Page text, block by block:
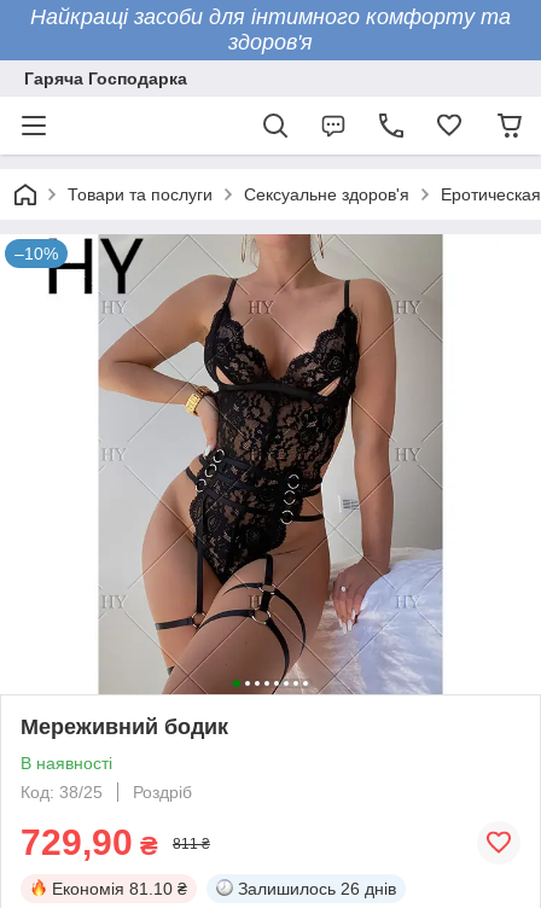
Найкращі засоби для інтимного комфорту та
здоров'я
Гаряча Господарка
Товари та послуги Сексуальне здоров'я
–10%
Мереживний бодик
В наявності
Код: 38/25
Роздріб
729,90 ₴ 811 ₴
Економія 81.10 ₴ Залишилось 26 днів